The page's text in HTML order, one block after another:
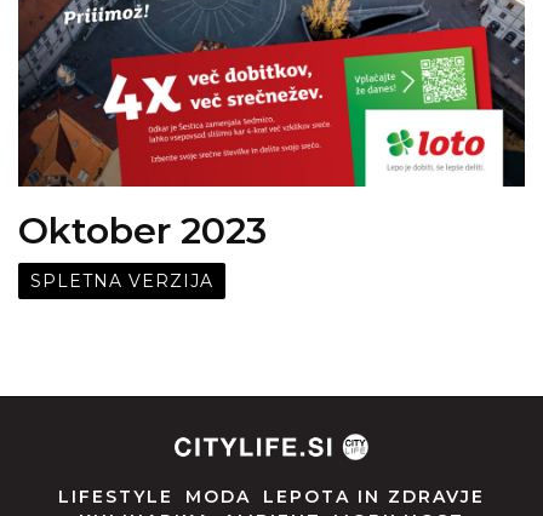
Oktober 2023
SPLETNA VERZIJA
LIFESTYLE MODA
LEPOTA IN ZDRAVJE